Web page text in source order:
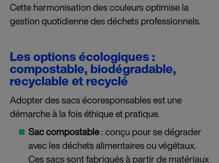
Cette harmonisation des couleurs optimise la
gestion quotidienne des déchets professionnels.
Les options écologiques :
compostable, biodégradable,
recyclable et recyclé
Adopter des sacs écoresponsables est une
démarche à la fois éthique et pratique.
Sac compostable: conçu pour se dégrader
avec les déchets alimentaires ou végétaux.
Ces sacs sont fabriqués à partir de matériaux